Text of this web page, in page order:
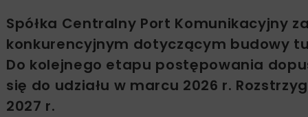
Spółka Centralny Port Komunikacyjny
konkurencyjnym dotyczącym budowy
Do kolejnego etapu postępowania
się do udziału w marcu 2026 r.
2027 r.